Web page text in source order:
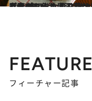
2023.3.16
たけのこ、つぼみ菜など春食材で作る 彩り鮮やか【春のちらし寿司レシピ】 鰆の代わりにツナ缶でもOK！
グルメ
FEATURE
フィーチャー記事